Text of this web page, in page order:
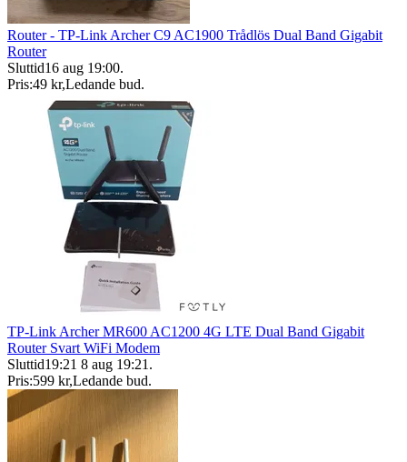
Router - TP-Link Archer C9 AC1900 Trådlös Dual Band Gigabit
Router
Sluttid16 aug 19:00.
Pris:49 kr,Ledande bud.
TP-Link Archer MR600 AC1200 4G LTE Dual Band Gigabit
Router Svart WiFi Modem
Sluttid19:21 8 aug 19:21 .
Pris:599 kr,Ledande bud.